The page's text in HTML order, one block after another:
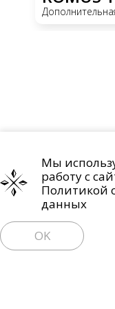
Проекты О
Политика
Право на отзыв
Мы
работу с
Политикой
данных
OK